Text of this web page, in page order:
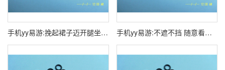
手机yy易游:挽起裙子迈开腿坐上去的图片大全 手机yy易游:不遮不挡 随意看女生（2024已更新）最新版别 - IOS安卓通用版